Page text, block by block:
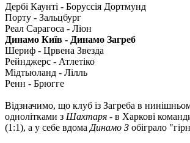
Дербі Каунті - Боруссія Дортмунд
Порту - Зальцбург
Реал Сарагоса - Ліон
Динамо Київ - Динамо Загреб
Шериф - Црвена Звезда
Рейнджерс - Атлетіко
Мідтьюланд - Лілль
Ренн - Брюгге
Відзначимо, що клуб із Загреба в
однолітками з Шахтаря - в Харкові
(1:1), а у себе вдома Динамо З обіграло